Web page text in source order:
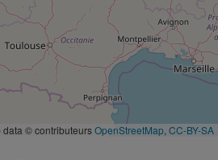
data © contributeursOpenStreetMap CC-BY-SA
Complément
alimentaire
Assurance emprunteur
Petit électroménager -
Mutuelle